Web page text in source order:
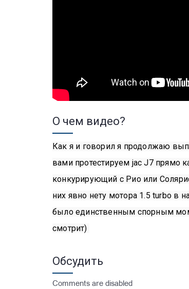
О чем видео?
Как я и говорил я продолжаю
вами протестируем jac J7 прямо
конкурирующий с Рио или
них явно нету мотора 1.5 turbo в
было единственным спорным
смотрит)
Обсудить
Comments are disabled